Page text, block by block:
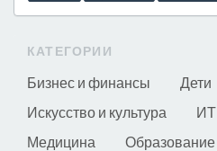
КАТЕГОРИИ
Бизнес и финансы Дети
Искусство и культура
ИТ
Медицина
Образование